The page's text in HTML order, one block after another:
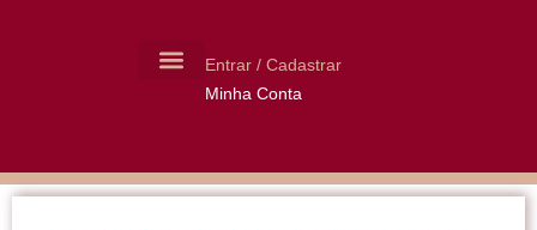
Entrar / Cadastrar
Minha Conta